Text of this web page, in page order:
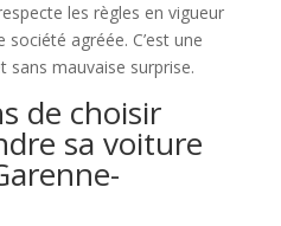
les règles en vigueur
agréée. C’est une
sans mauvaise surprise.
de choisir
sa voiture